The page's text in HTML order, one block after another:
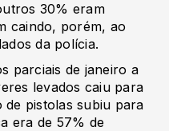
30% eram
caindo, porém, ao
da polícia.
parciais de janeiro a
levados caiu para
pistolas subiu para
era de 57% de